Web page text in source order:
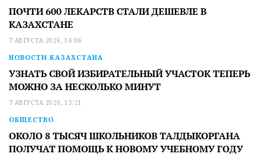
ПОЧТИ 600 ЛЕКАРСТВ СТАЛИ ДЕШЕВЛЕ В
КАЗАХСТАНЕ
7 АВГУСТА 2026, 16:06
НОВОСТИ КАЗАХСТАНА
УЗНАТЬ СВОЙ ИЗБИРАТЕЛЬНЫЙ УЧАСТОК ТЕПЕРЬ
МОЖНО ЗА НЕСКОЛЬКО МИНУТ
7 АВГУСТА 2026, 15:21
ОБЩЕСТВО
ОКОЛО 8 ТЫСЯЧ ШКОЛЬНИКОВ ТАЛДЫКОРГАНА
ПОЛУЧАТ ПОМОЩЬ К НОВОМУ УЧЕБНОМУ ГОДУ